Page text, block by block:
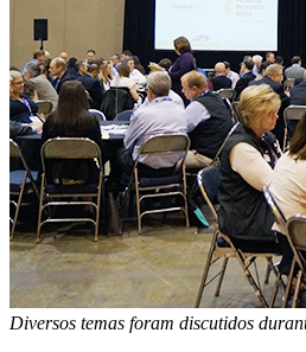
Diversos temas foram discutidos